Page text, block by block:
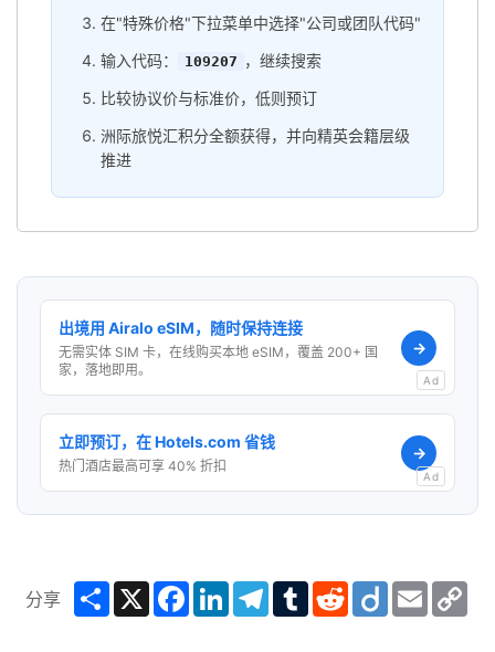
在"特殊价格"下拉菜单中选择"公司或团队代码"
输入代码：
109207 ，继续搜索
比较协议价与标准价，低则预订
洲际旅悦汇积分全额获得，并向精英会籍层级
推进
出境用 Airalo eSIM，随时保持连接
无需实体 SIM 卡，在线购买本地 eSIM，覆盖 200+ 国
家，落地即用。
→
Ad
立即预订，在 Hotels.com 省钱
热门酒店最高可享 40% 折扣
→
Ad
分享 ShareX Facebook
LinkedInTelegram
TumblrRedditDiigo Email